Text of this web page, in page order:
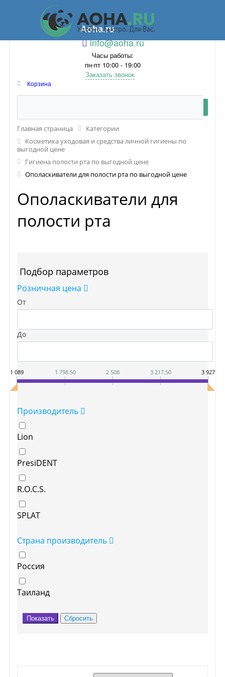
Aoha.ru
info@aoha.ru
Часы работы:
пн-пт 10:00 - 19:00
Заказать звонок
Корзина
Главная страница
Категории
Косметика уходовая и средства личной гигиены по
выгодной цене
Гигиена полости рта по выгодной цене
Ополаскиватели для полости рта по выгодной цене
Ополаскиватели для
полости рта
Подбор параметров
Розничная цена
От
До
1 089 1 798.50 2 508 3 217.50 3 927
Производитель
Lion
PresiDENT
R.O.C.S.
SPLAT
Страна производитель
Россия
Таиланд